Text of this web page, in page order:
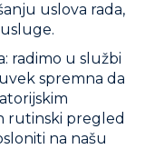
uslova rada,
radimo u službi
spremna da
rutinski pregled
na našu